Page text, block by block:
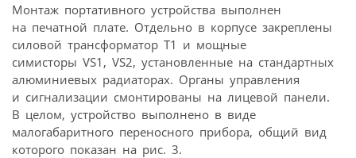
Монтаж портативного устройства выполнен
на печатной плате. Отдельно в корпусе закреплены
силовой трансформатор T1 и мощные
симисторы VS1, VS2, установленные на стандартных
алюминиевых радиаторах. Органы управления
и сигнализации смонтированы на лицевой панели.
В целом, устройство выполнено в виде
малогабаритного переносного прибора, общий вид
которого показан на рис. 3.